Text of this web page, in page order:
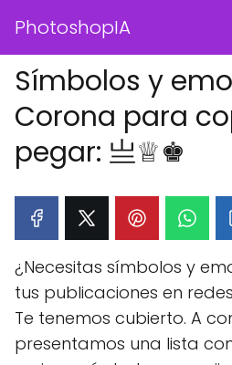
PhotoshopIA
Símbolos y
Corona para
pegar: 亗♕♚
¿Necesitas símbolos y
tus publicaciones en
Te tenemos cubierto. A
presentamos una lista